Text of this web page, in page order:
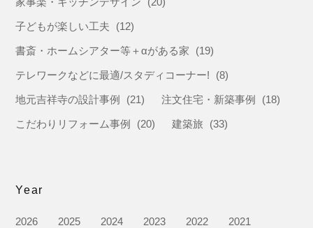
子どもが楽しい工夫 (12)
書斎・ホームシアター等＋αがある家 (19)
テレワークなどに最適/スタディコーナー! (8)
地元吉祥寺の設計事例 (21) 注文住宅・新築事例 (18)
こだわりリフォーム事例 (20) 建築旅 (33)
Year
2026 2025 2024 2023 2022 2021